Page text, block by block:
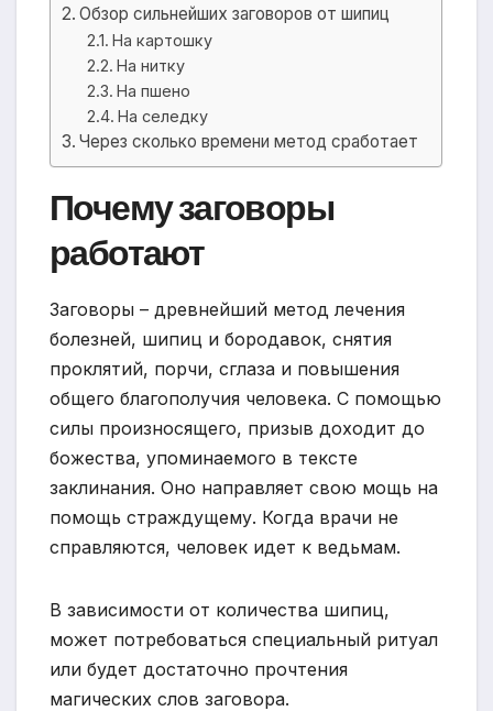
Обзор сильнейших заговоров от шипиц
На картошку
На нитку
На пшено
На селедку
Через сколько времени метод сработает
Почему заговоры
работают
Заговоры – древнейший метод лечения
болезней, шипиц и бородавок, снятия
проклятий, порчи, сглаза и повышения
общего благополучия человека. С помощью
силы произносящего, призыв доходит до
божества, упоминаемого в тексте
заклинания. Оно направляет свою мощь на
помощь страждущему. Когда врачи не
справляются, человек идет к ведьмам.
В зависимости от количества шипиц,
может потребоваться специальный ритуал
или будет достаточно прочтения
магических слов заговора.